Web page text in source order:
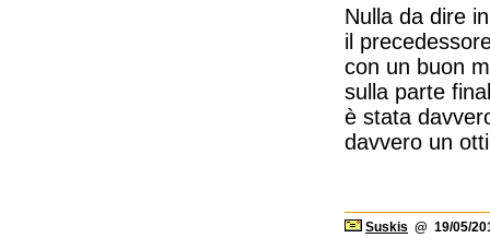
Nulla da dire
il
con un buon
sulla parte
è stata
davvero un
Suskis @ 19/05/